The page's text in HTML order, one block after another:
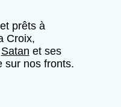
prêts à
Croix,
Satan et ses
sur nos fronts.